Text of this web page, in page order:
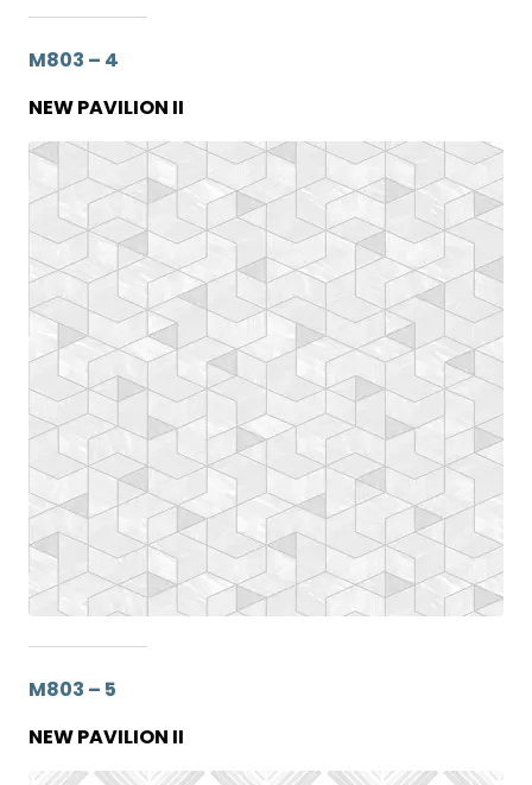
M803 – 4
NEW PAVILION II
M803 – 5
NEW PAVILION II